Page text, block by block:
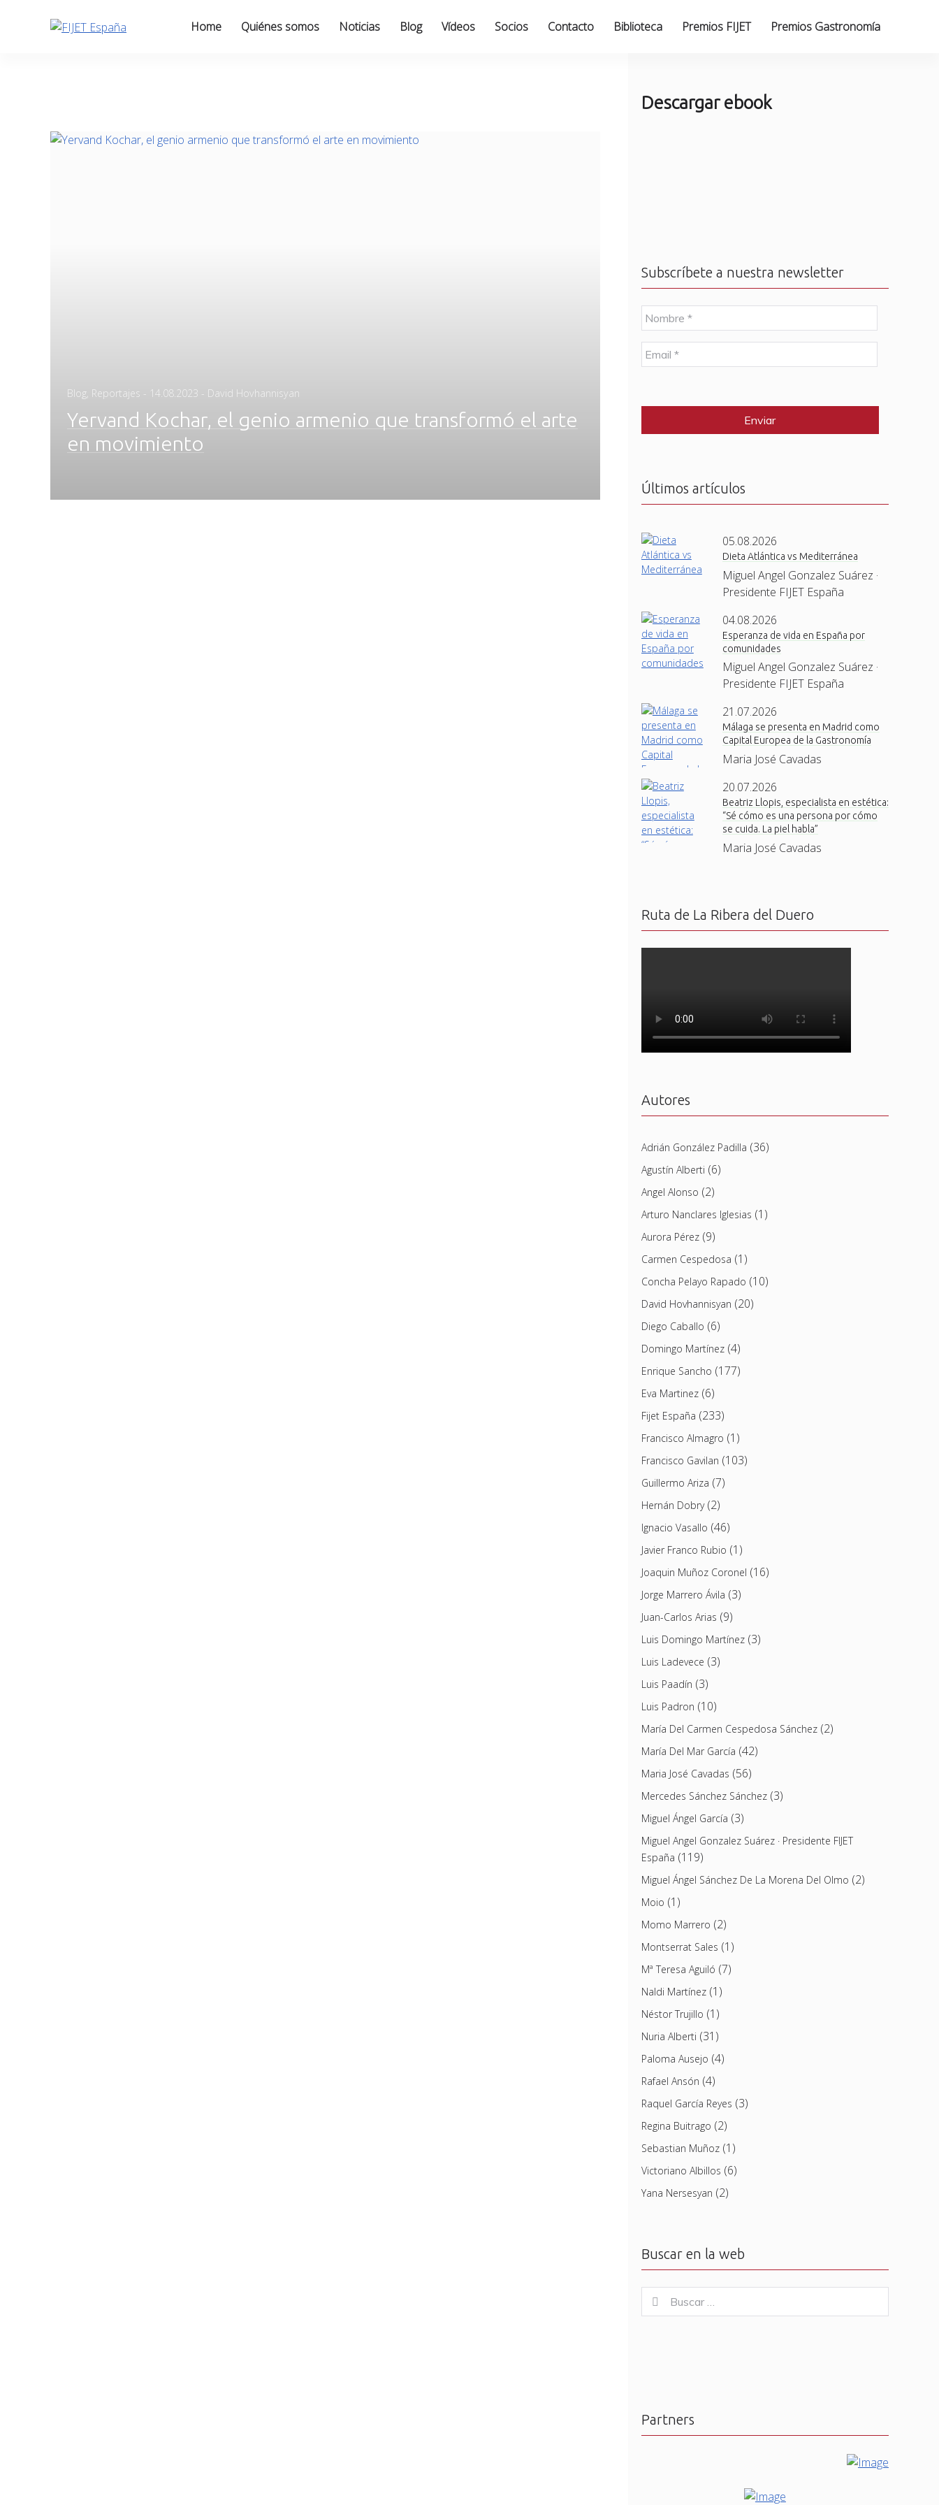
Home Quiénes somos Noticias Blog Vídeos Socios Contacto Biblioteca Premios FIJET Premios Gastronomía
Blog, Reportajes - Posted
14.08.2023 - David Hovhannisyan
Yervand Kochar, el genio armenio que transformó el arte
en movimiento
Descargar ebook
Subscríbete a nuestra newsletter
N
o
m
b
r
E
m
l
Últimos artículos
05.08.2026
Dieta Atlántica vs Mediterránea
Miguel Angel Gonzalez Suárez ·
Presidente FIJET España
04.08.2026
Esperanza de vida en España por
comunidades
Miguel Angel Gonzalez Suárez ·
Presidente FIJET España
21.07.2026
Málaga se presenta en Madrid como
Capital Europea de la Gastronomía
Maria José Cavadas
20.07.2026
Beatriz Llopis, especialista en estética:
“Sé cómo es una persona por cómo
se cuida. La piel habla”
Maria José Cavadas
Ruta de La Ribera del Duero
Autores
Adrián González Padilla (36)
Agustín Alberti (6)
Angel Alonso (2)
Arturo Nanclares Iglesias (1)
Aurora Pérez(9)
Carmen Cespedosa (1)
Concha Pelayo Rapado (10)
David Hovhannisyan (20)
Diego Caballo (6)
Domingo Martínez(4)
Enrique Sancho (177)
Eva Martinez(6)
Fijet España (233)
Francisco Almagro (1)
Francisco Gavilan (103)
Guillermo Ariza (7)
Hernán Dobry(2)
Ignacio Vasallo (46)
Javier Franco Rubio (1)
Joaquin Muñoz Coronel (16)
Jorge Marrero Ávila (3)
Juan-Carlos Arias (9)
Luis Domingo Martínez(3)
Luis Ladevece (3)
Luis Paadín (3)
Luis Padron (10)
María Del Carmen Cespedosa Sánchez(2)
María Del Mar García (42)
Maria José Cavadas (56)
Mercedes Sánchez Sánchez(3)
Miguel Ángel García (3)
Miguel Angel Gonzalez Suárez · Presidente FIJET
España (119)
Miguel Ángel Sánchez De La Morena Del Olmo (2)
Moio (1)
Momo Marrero (2)
Montserrat Sales (1)
Mª Teresa Aguiló (7)
Naldi Martínez(1)
Néstor Trujillo (1)
Nuria Alberti (31)
Paloma Ausejo (4)
Rafael Ansón (4)
Raquel García Reyes (3)
Regina Buitrago (2)
Sebastian Muñoz(1)
Victoriano Albillos (6)
Yana Nersesyan (2)
Buscar en la web
for:
Buscar
Partners